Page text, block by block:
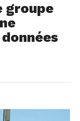
groupe